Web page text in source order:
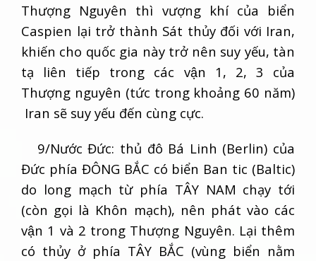
Thượng Nguyên thì vượng khí của biển
Caspien lại trở thành Sát thủy đối với Iran,
khiến cho quốc gia này trở nên suy yếu, tàn
tạ liên tiếp trong các vận 1, 2, 3 của
Thượng nguyên (tức trong khoảng 60 năm)
Iran sẽ suy yếu đến cùng cực.
9/Nước Đức: thủ đô Bá Linh (Berlin) của
Đức phía ĐÔNG BẮC có biển Ban tic (Baltic)
do long mạch từ phía TÂY NAM chạy tới
(còn gọi là Khôn mạch), nên phát vào các
vận 1 và 2 trong Thượng Nguyên. Lại thêm
có thủy ở phía TÂY BẮC (vùng biển nằm